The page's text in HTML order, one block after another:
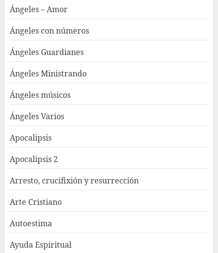
Ángeles – Amor
Ángeles con números
Ángeles Guardianes
Ángeles Ministrando
Ángeles músicos
Ángeles Varios
Apocalipsis
Apocalipsis 2
Arresto, crucifixión y resurrección
Arte Cristiano
Autoestima
Ayuda Espiritual